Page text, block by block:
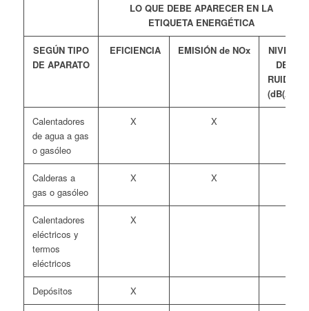
LO QUE DEBE APARECER EN LA
ETIQUETA ENERGÉTICA
SEGÚN TIPO
DE APARATO
EFICIENCIA EMISIÓNde NOx
NIVEL
DE
RUIDO
(dB(A))
Calentadores
de agua a gas
o gasóleo
X X
Calderas a
gas o gasóleo
X X
Calentadores
eléctricos y
termos
eléctricos
X
Depósitos X